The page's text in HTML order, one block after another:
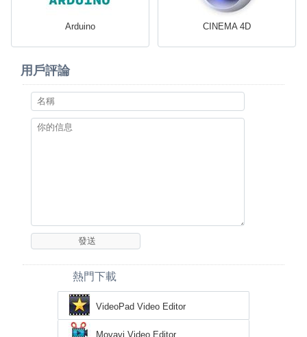
Arduino CINEMA 4D
用戶評論
熱門下載
VideoPad Video Editor
Movavi Video Editor